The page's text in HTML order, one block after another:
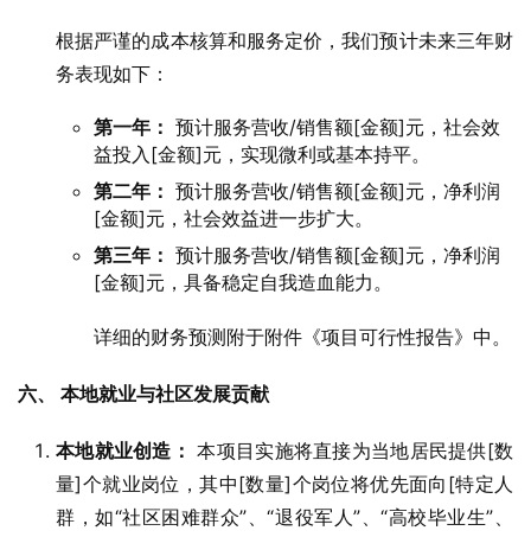
根据严谨的成本核算和服务定价，我们预计未来三年财
务表现如下：
第一年： 预计服务营收/销售额[金额]元，社会效
益投入[金额]元，实现微利或基本持平。
第二年： 预计服务营收/销售额[金额]元，净利润
[金额]元，社会效益进一步扩大。
第三年： 预计服务营收/销售额[金额]元，净利润
[金额]元，具备稳定自我造血能力。
详细的财务预测附于附件《项目可行性报告》中。
六、 本地就业与社区发展贡献
本地就业创造： 本项目实施将直接为当地居民提供[数
量]个就业岗位，其中[数量]个岗位将优先面向[特定人
群，如“社区困难群众”、“退役军人”、“高校毕业生”、